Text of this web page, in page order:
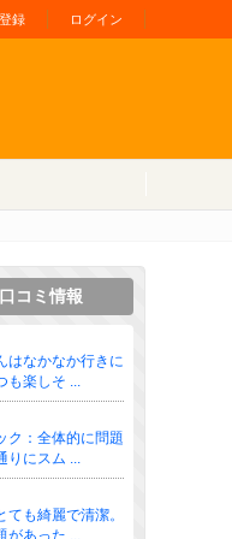
録 ログイン
コミ情報
はなかなか行きに
も楽しそ ...
ク：全体的に問題
りにスム ...
も綺麗で清潔。